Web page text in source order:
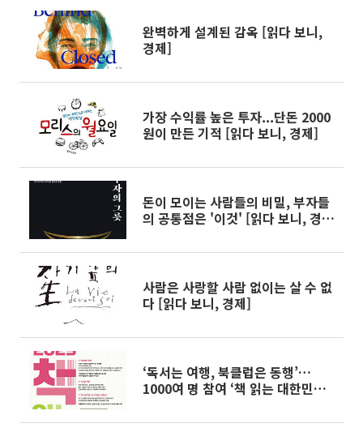
완벽하게 설계된 감옥 [읽다 보니,
경제]
가장 수익률 높은 투자...단돈 2000
원이 만든 기적 [읽다 보니, 경제]
돈이 모이는 사람들의 비밀, 부자들
의 공통점은 '이것' [읽다 보니, 경
사람은 사랑할 사람 없이는 살 수 없
다 [읽다 보니, 경제]
‘독서는 여행, 북클럽은 동행’…
1000여 명 참여 ‘책 읽는 대한민국’